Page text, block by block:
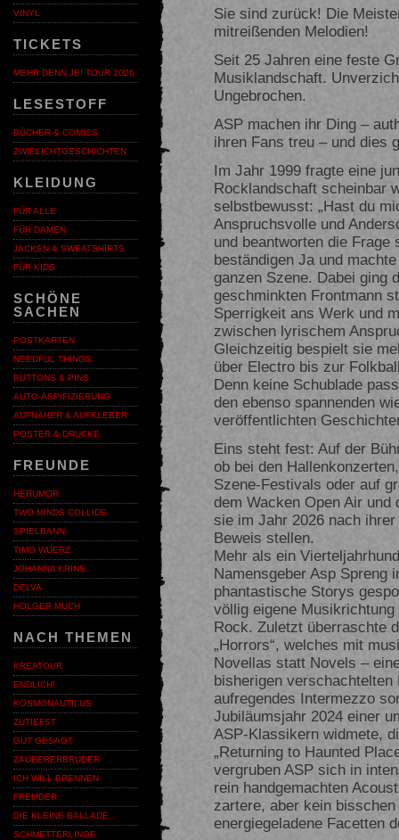
VINYL
TICKETS
MEHR DENN JE! TOUR 2026
LESESTOFF
BÜCHER & COMICS
ZWIELICHTGESCHICHTEN
KLEIDUNG
FÜR ALLE
FÜR DAMEN
JACKEN & SWEATSHIRTS
FÜR KIDS
SCHÖNE
SACHEN
POSTKARTEN
NEEDFUL THINGS
BUTTONS & PINS
AUTO-ASPIFIZIERUNG
AUFNÄHER & AUFKLEBER
POSTER & DRUCKE
FREUNDE
HERUMOR
TWO MINDS COLLIDE
SPIELBANN
TIMO WUERZ
JOHANNA KRINS
DELVA
HOLGER MUCH
NACH THEMEN
KREATOUR
ENDLICH!
KOSMONAUTILUS
ZUTIEFST
GUT GESAGT
ZAUBERERBRUDER
ICH WILL BRENNEN
FREMDER
DIE KLEINE BALLADE…
SCHMETTERLINGE
Sie sind zurück! Die
mitreißenden Melodien!
Seit 25 Jahren eine feste
Musiklandschaft.
Ungebrochen.
ASP machen ihr Ding –
ihren Fans treu – und dies
Im Jahr 1999 fragte eine
Rocklandschaft scheinbar
selbstbewusst: „Hast du
Anspruchsvolle und
und beantworten die
beständigen Ja und
ganzen Szene. Dabei ging
geschminkten Frontmann
Sperrigkeit ans Werk und
zwischen lyrischem
Gleichzeitig bespielt sie
über Electro bis zur
Denn keine Schublade
den ebenso spannenden
veröffentlichten
Eins steht fest: Auf der
ob bei den
Szene-Festivals oder auf
dem Wacken Open Air
sie im Jahr 2026 nach
Beweis stellen.
Mehr als ein
Namensgeber Asp Spreng
phantastische Storys
völlig eigene
Rock. Zuletzt überraschte
„Horrors“, welches mit
Novellas statt Novels –
bisherigen
aufregendes Intermezzo
Jubiläumsjahr 2024 einer
ASP-Klassikern widmete,
„Returning to Haunted
vergruben ASP sich in
rein handgemachten
zartere, aber kein
energiegeladene Facetten